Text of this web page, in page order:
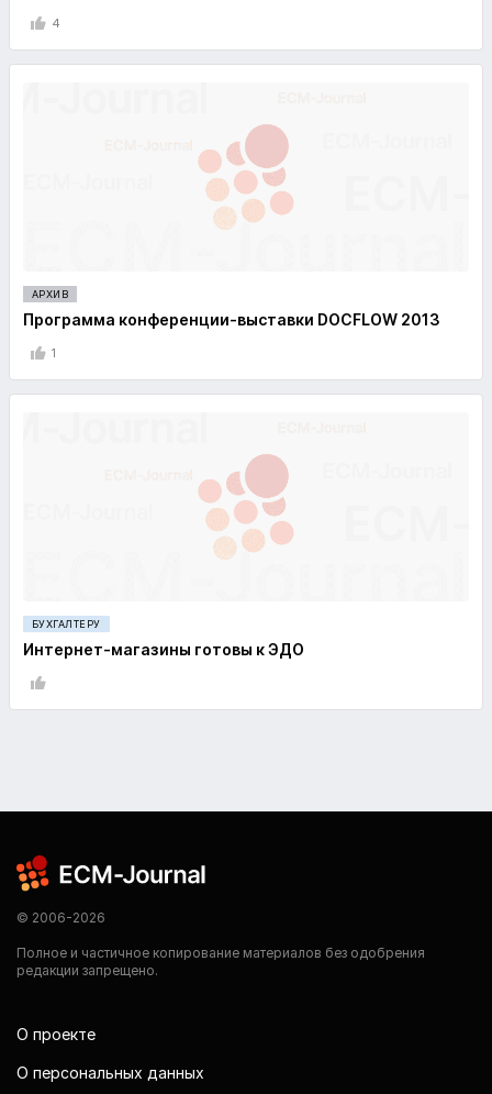
4
АРХИВ
Программа конференции-выставки DOCFLOW 2013
1
БУХГАЛТЕРУ
Интернет-магазины готовы к ЭДО
© 2006-2026
Полное и частичное копирование материалов без одобрения
редакции запрещено.
О проекте
О персональных данных